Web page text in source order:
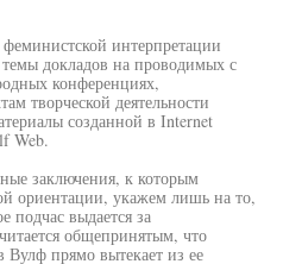
интерпретации
докладов на проводимых с
конференциях,
творческой деятельности
созданной в Internet
Web.
заключения, к которым
ориентации, укажем лишь на то,
подчас выдается за
общепринятым, что
Вулф прямо вытекает из ее